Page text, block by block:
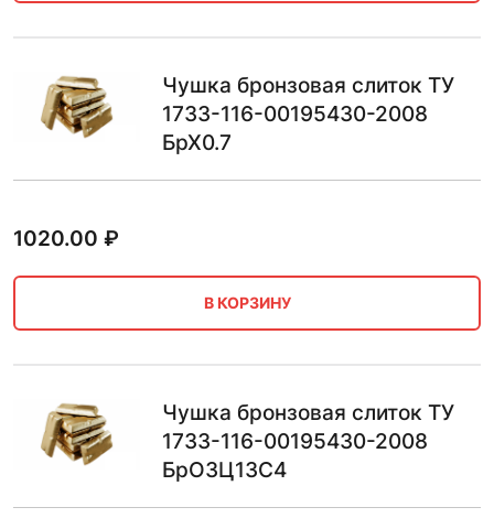
Чушка бронзовая слиток ТУ
1733-116-00195430-2008
БрХ0.7
1020.00 ₽
В КОРЗИНУ
Чушка бронзовая слиток ТУ
1733-116-00195430-2008
БрО3Ц13С4